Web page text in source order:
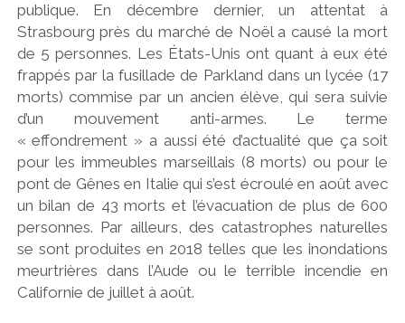
publique. En décembre dernier, un attentat à
Strasbourg près du marché de Noël a causé la mort
de 5 personnes. Les États-Unis ont quant à eux été
frappés par la fusillade de Parkland dans un lycée (17
morts) commise par un ancien élève, qui sera suivie
d’un mouvement anti-armes. Le terme
« effondrement » a aussi été d’actualité que ça soit
pour les immeubles marseillais (8 morts) ou pour le
pont de Gênes en Italie qui s’est écroulé en août avec
un bilan de 43 morts et l’évacuation de plus de 600
personnes. Par ailleurs, des catastrophes naturelles
se sont produites en 2018 telles que les inondations
meurtrières dans l’Aude ou le terrible incendie en
Californie de juillet à août.